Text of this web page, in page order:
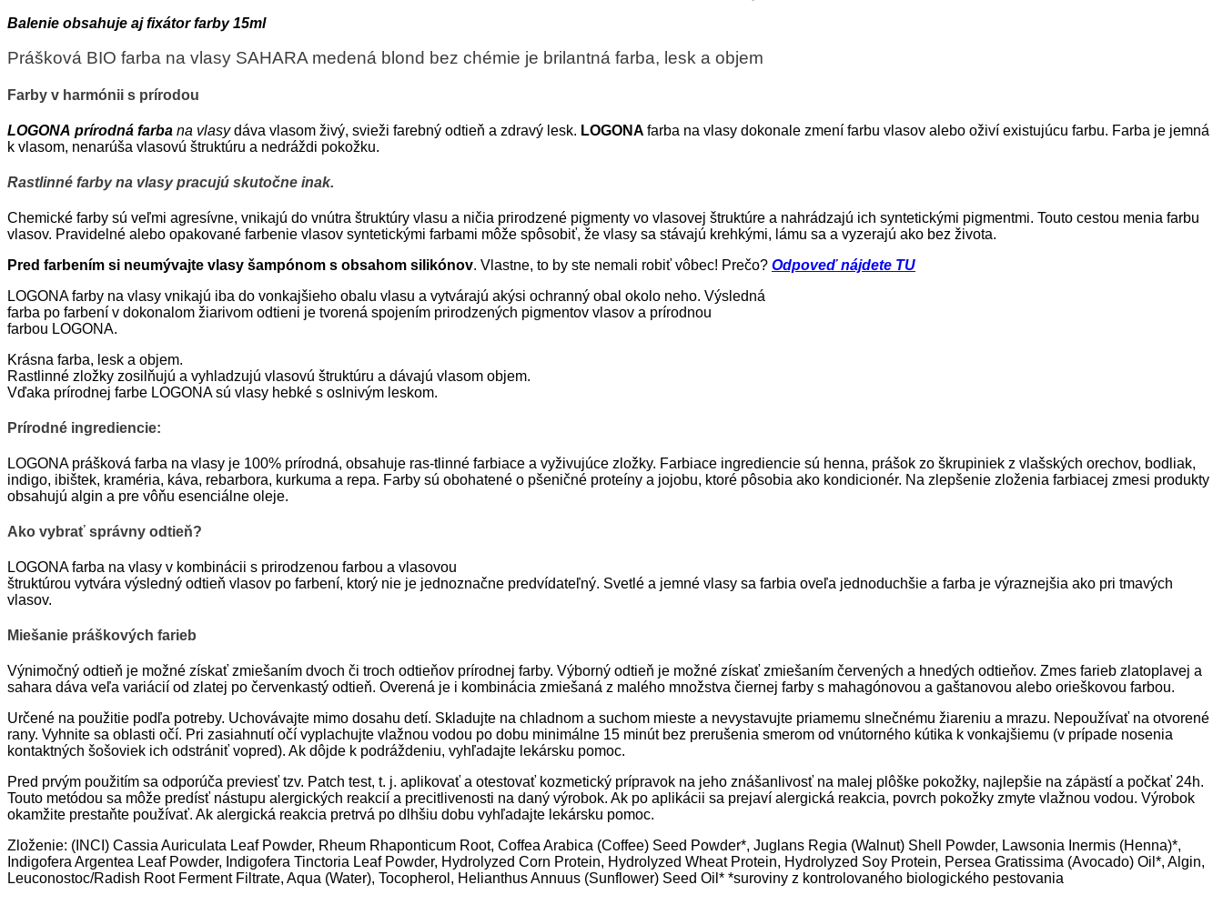
Balenie obsahuje aj fixátor farby 15ml
Prášková BIO farba na vlasy SAHARA medená blond bez chémie je brilantná farba, lesk a objem
Farby v harmónii s prírodou
LOGONA prírodná farba na vlasydáva vlasom živý, svieži farebný odtieň a zdravý lesk. LOGONA farba na vlasy dokonale zmení farbu vlasov alebo oživí existujúcu farbu. Farba je jemná
k vlasom, nenarúša vlasovú štruktúru a nedráždi pokožku.
Rastlinné farby na vlasy pracujú skutočne inak.
Chemické farby sú veľmi agresívne, vnikajú do vnútra štruktúry vlasu a ničia prirodzené pigmenty vo vlasovej štruktúre a nahrádzajú ich syntetickými pigmentmi. Touto cestou menia farbu
vlasov. Pravidelné alebo opakované farbenie vlasov syntetickými farbami môže spôsobiť, že vlasy sa stávajú krehkými, lámu sa a vyzerajú ako bez života.
Pred farbením si neumývajte vlasy šampónom s obsahom silikónov. Vlastne, to by ste nemali robiť vôbec! Prečo? Odpoveď nájdete TU
LOGONA farby na vlasy vnikajú iba do vonkajšieho obalu vlasu a vytvárajú akýsi ochranný obal okolo neho. Výsledná
farba po farbení v dokonalom žiarivom odtieni je tvorená spojením prirodzených pigmentov vlasov a prírodnou
farbou LOGONA.
Krásna farba, lesk a objem.
Rastlinné zložky zosilňujú a vyhladzujú vlasovú štruktúru a dávajú vlasom objem.
Vďaka prírodnej farbe LOGONA sú vlasy hebké s oslnivým leskom.
Prírodné ingrediencie:
LOGONA prášková farba na vlasy je 100% prírodná, obsahuje ras-tlinné farbiace a vyživujúce zložky. Farbiace ingrediencie sú henna, prášok zo škrupiniek z vlašských orechov, bodliak,
indigo, ibištek, kraméria, káva, rebarbora, kurkuma a repa. Farby sú obohatené o pšeničné proteíny a jojobu, ktoré pôsobia ako kondicionér. Na zlepšenie zloženia farbiacej zmesi produkty
obsahujú algin a pre vôňu esenciálne oleje.
Ako vybrať správny odtieň?
LOGONA farba na vlasy v kombinácii s prirodzenou farbou a vlasovou
štruktúrou vytvára výsledný odtieň vlasov po farbení, ktorý nie je jednoznačne predvídateľný. Svetlé a jemné vlasy sa farbia oveľa jednoduchšie a farba je výraznejšia ako pri tmavých
vlasov.
Miešanie práškových farieb
Výnimočný odtieň je možné získať zmiešaním dvoch či troch odtieňov prírodnej farby. Výborný odtieň je možné získať zmiešaním červených a hnedých odtieňov. Zmes farieb zlatoplavej a
sahara dáva veľa variácií od zlatej po červenkastý odtieň. Overená je i kombinácia zmiešaná z malého množstva čiernej farby s mahagónovou a gaštanovou alebo orieškovou farbou.
Určené na použitie podľa potreby. Uchovávajte mimo dosahu detí. Skladujte na chladnom a suchom mieste a nevystavujte priamemu slnečnému žiareniu a mrazu. Nepoužívať na otvorené
rany. Vyhnite sa oblasti očí. Pri zasiahnutí očí vyplachujte vlažnou vodou po dobu minimálne 15 minút bez prerušenia smerom od vnútorného kútika k vonkajšiemu (v prípade nosenia
kontaktných šošoviek ich odstrániť vopred). Ak dôjde k podráždeniu, vyhľadajte lekársku pomoc.
Pred prvým použitím sa odporúča previesť tzv. Patch test, t. j. aplikovať a otestovať kozmetický prípravok na jeho znášanlivosť na malej plôške pokožky, najlepšie na zápästí a počkať 24h.
Touto metódou sa môže predísť nástupu alergických reakcií a precitlivenosti na daný výrobok. Ak po aplikácii sa prejaví alergická reakcia, povrch pokožky zmyte vlažnou vodou. Výrobok
okamžite prestaňte používať. Ak alergická reakcia pretrvá po dlhšiu dobu vyhľadajte lekársku pomoc.
Zloženie: (INCI) Cassia Auriculata Leaf Powder, Rheum Rhaponticum Root, Coffea Arabica (Coffee) Seed Powder*, Juglans Regia (Walnut) Shell Powder, Lawsonia Inermis (Henna)*,
Indigofera Argentea Leaf Powder, Indigofera Tinctoria Leaf Powder, Hydrolyzed Corn Protein, Hydrolyzed Wheat Protein, Hydrolyzed Soy Protein, Persea Gratissima (Avocado) Oil*, Algin,
Leuconostoc/Radish Root Ferment Filtrate, Aqua (Water), Tocopherol, Helianthus Annuus (Sunflower) Seed Oil* *suroviny z kontrolovaného biologického pestovania